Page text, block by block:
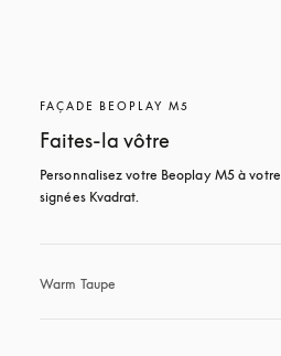
FAÇADE BEOPLAY M5
Faites-la vôtre
Personnalisez votre Beoplay M5 à
signées Kvadrat.
Warm Taupe